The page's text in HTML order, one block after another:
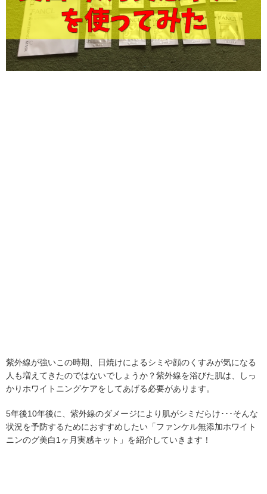
紫外線が強いこの時期、日焼けによるシミや顔のくすみが気になる
人も増えてきたのではないでしょうか？紫外線を浴びた肌は、しっ
かりホワイトニングケアをしてあげる必要があります。
5年後10年後に、紫外線のダメージにより肌がシミだらけ･･･そんな
状況を予防するためにおすすめしたい「ファンケル無添加ホワイト
ニンのグ美白1ヶ月実感キット」を紹介していきます！